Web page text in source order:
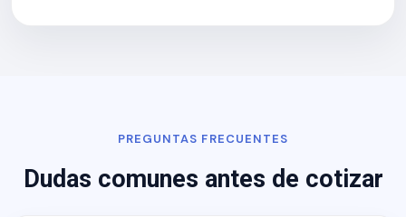
PREGUNTAS FRECUENTES
Dudas comunes antes de cotizar